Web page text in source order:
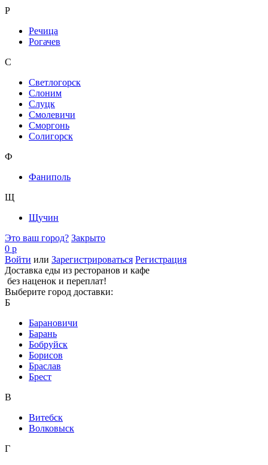
Р
Речица
Рогачев
С
Светлогорск
Слоним
Слуцк
Смолевичи
Сморгонь
Солигорск
Ф
Фаниполь
Щ
Щучин
Это ваш город? Закрыто
0 р
Войти или Зарегистрироваться Регистрация
Доставка еды из ресторанов и кафе
без наценок и переплат!
Выберите город доставки:
Б
Барановичи
Барань
Бобруйск
Борисов
Браслав
Брест
В
Витебск
Волковыск
Г